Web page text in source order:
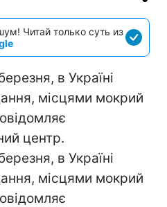
Читай только суть из
в Україні
місцями мокрий
центр.
в Україні
місцями мокрий